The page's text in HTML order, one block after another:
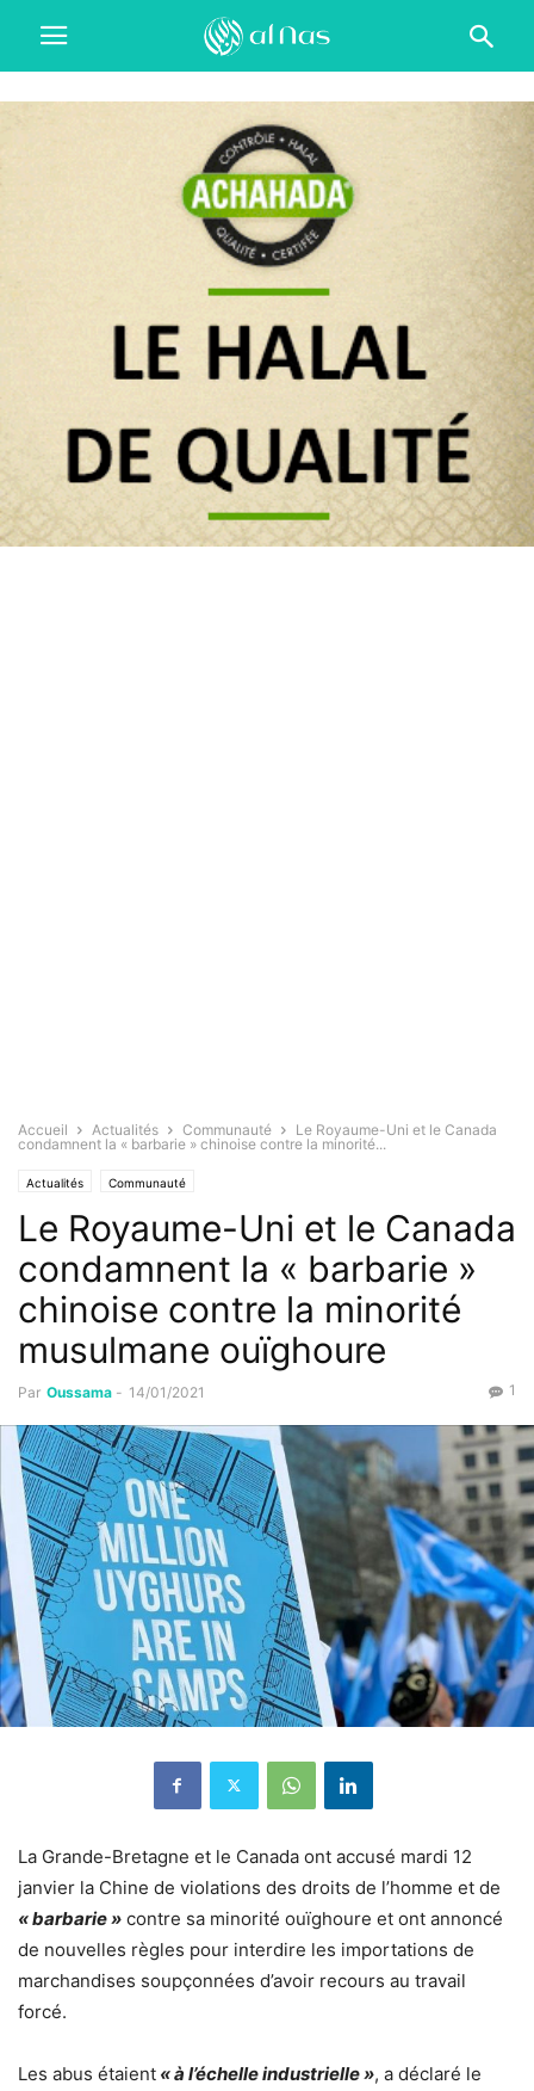
Accueil Actualités Communauté
Le Royaume-Uni et le Canada
condamnent la « barbarie » chinoise contre la minorité...
Actualités Communauté
Le Royaume-Uni et le Canada
condamnent la « barbarie »
chinoise contre la minorité
musulmane ouïghoure
Par Oussama - 14/01/2021 1
La Grande-Bretagne et le Canada ont accusé mardi 12
janvier la Chine de violations des droits de l’homme et de
« barbarie » contre sa minorité ouïghoure et ont annoncé
de nouvelles règles pour interdire les importations de
marchandises soupçonnées d’avoir recours au travail
forcé.
Les abus étaient « à l’échelle industrielle », a déclaré le